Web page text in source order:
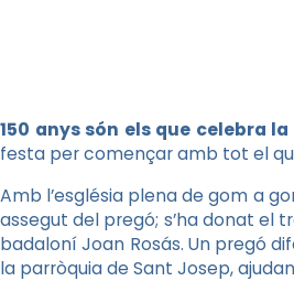
150 anys són els que celebra
festa per començar amb tot el
Amb l’església plena de gom a
assegut del pregó; s’ha donat el
badaloní Joan Rosás. Un pregó
la parròquia de Sant Josep,